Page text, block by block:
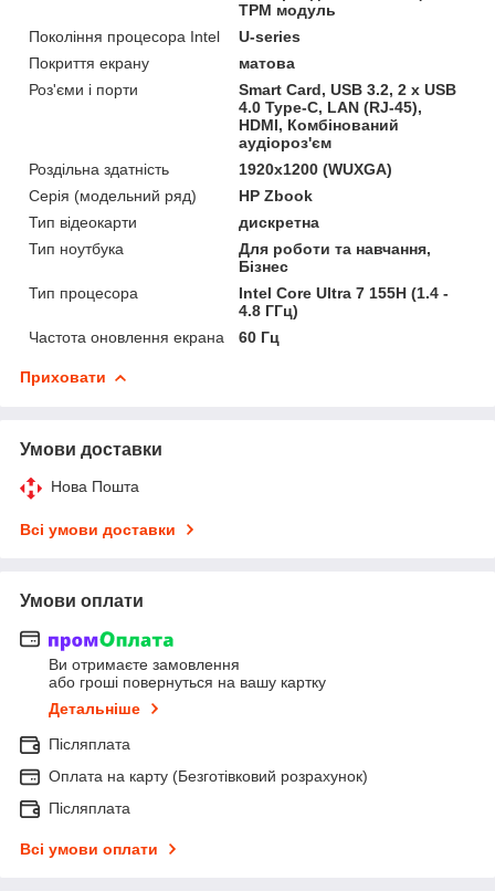
TPM модуль
Покоління процесора Intel
U-series
Покриття екрану
матова
Роз'єми і порти
Smart Card, USB 3.2, 2 x USB
4.0 Type-C, LAN (RJ-45),
HDMI, Комбінований
аудіороз'єм
Роздільна здатність
1920x1200 (WUXGA)
Серія (модельний ряд)
HP Zbook
Тип відеокарти
дискретна
Тип ноутбука
Для роботи та навчання,
Бізнес
Тип процесора
Intel Core Ultra 7 155H (1.4 -
4.8 ГГц)
Частота оновлення екрана
60 Гц
Приховати
Умови доставки
Нова Пошта
Всі умови доставки
Умови оплати
Ви отримаєте замовлення
або гроші повернуться на вашу картку
Детальніше
Післяплата
Оплата на карту (Безготівковий розрахунок)
Післяплата
Всі умови оплати